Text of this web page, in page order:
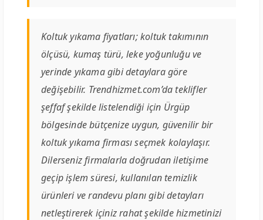
Koltuk yıkama fiyatları; koltuk takımının
ölçüsü, kumaş türü, leke yoğunluğu ve
yerinde yıkama gibi detaylara göre
değişebilir. Trendhizmet.com’da teklifler
şeffaf şekilde listelendiği için Ürgüp
bölgesinde bütçenize uygun, güvenilir bir
koltuk yıkama firması seçmek kolaylaşır.
Dilerseniz firmalarla doğrudan iletişime
geçip işlem süresi, kullanılan temizlik
ürünleri ve randevu planı gibi detayları
netleştirerek içiniz rahat şekilde hizmetinizi